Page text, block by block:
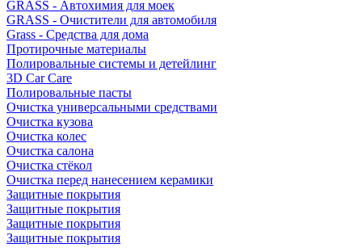
GRASS - Автохимия для моек
GRASS - Очистители для автомобиля
Grass - Средства для дома
Протирочные материалы
Полировальные системы и детейлинг
3D Car Care
Полировальные пасты
Очистка универсальными средствами
Очистка кузова
Очистка колес
Очистка салона
Очистка стёкол
Очистка перед нанесением керамики
Защитные покрытия
Защитные покрытия
Защитные покрытия
Защитные покрытия